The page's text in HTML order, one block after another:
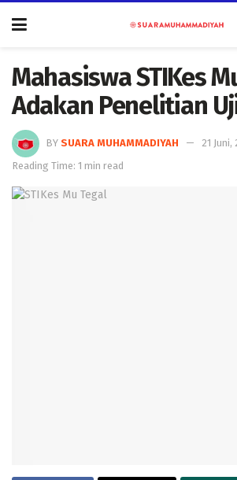
Mahasiswa STIKes
Adakan Penelitian
BY SUARA MUHAMMADIYAH
21 Juni,
Reading Time: 1 min read